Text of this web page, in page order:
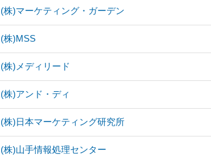
(株)マーケティング・ガーデン
(株)MSS
(株)メディリード
(株)アンド・ディ
(株)日本マーケティング研究所
(株)山手情報処理センター